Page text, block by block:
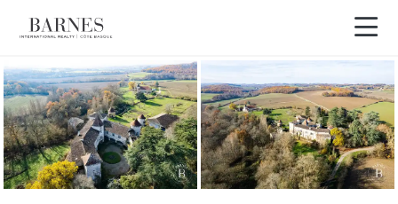
EXCLUSIVIDAD
Recorrido en vídeo